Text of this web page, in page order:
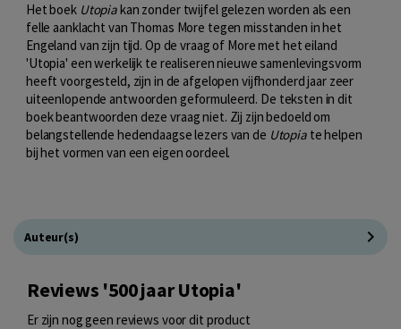
Het boek Utopiakan zonder twijfel gelezen worden als een
felle aanklacht van Thomas More tegen misstanden in het
Engeland van zijn tijd. Op de vraag of More met het eiland
'Utopia' een werkelijk te realiseren nieuwe samenlevingsvorm
heeft voorgesteld, zijn in de afgelopen vijfhonderd jaar zeer
uiteenlopende antwoorden geformuleerd. De teksten in dit
boek beantwoorden deze vraag niet. Zij zijn bedoeld om
belangstellende hedendaagse lezers van de Utopia te helpen
bij het vormen van een eigen oordeel.
Auteur(s)
Reviews '500 jaar Utopia'
Er zijn nog geen reviews voor dit product